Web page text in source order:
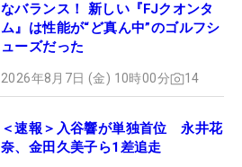
なバランス！ 新しい『FJクオンタ
ム』は性能が“ど真ん中”のゴルフシ
ューズだった
2026年8月7日 (金) 10時00分 14
＜速報＞入谷響が単独首位 永井花
奈、金田久美子ら1差追走